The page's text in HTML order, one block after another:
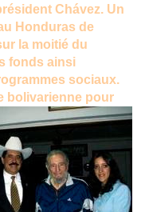
Chávez. Un
Honduras de
la moitié du
fonds ainsi
sociaux.
bolivarienne pour